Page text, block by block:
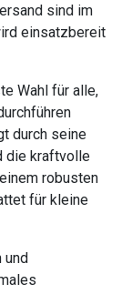
sind im
einsatzbereit
Wahl für alle,
durch seine
die kraftvolle
robusten
für kleine
und